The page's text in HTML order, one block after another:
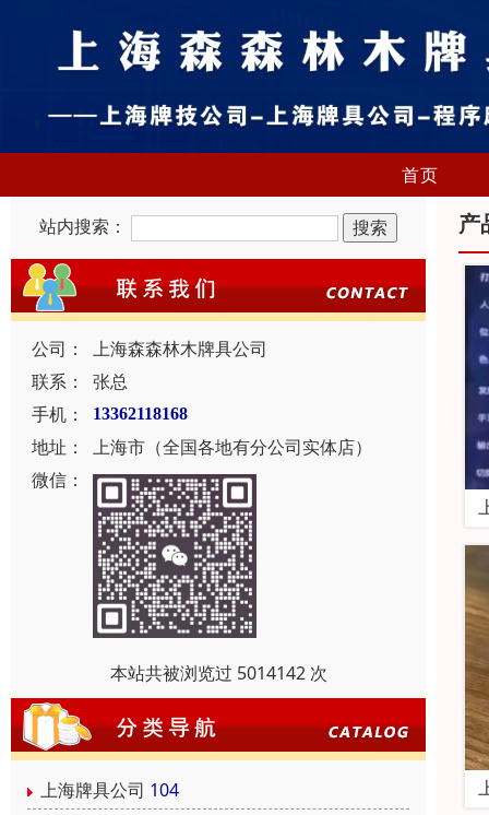
首页
站内搜索：
公司：
上海森森林木牌具公司
联系：
张总
手机：
13362118168
地址：
上海市（全国各地有分公司实体店）
微信：
本站共被浏览过 5014142 次
上海牌具公司 104
产